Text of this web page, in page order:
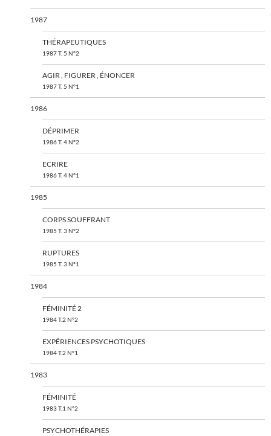
1987
THÉRAPEUTIQUES
1987 T. 5 N°2
AGIR , FIGURER , ÉNONCER
1987 T. 5 N°1
1986
DÉPRIMER
1986 T. 4 N°2
ECRIRE
1986 T. 4 N°1
1985
CORPS SOUFFRANT
1985 T. 3 N°2
RUPTURES
1985 T. 3 N°1
1984
FÉMINITÉ 2
1984 T.2 N°2
EXPÉRIENCES PSYCHOTIQUES
1984 T.2 N°1
1983
FÉMINITÉ
1983 T.1 N°2
PSYCHOTHÉRAPIES